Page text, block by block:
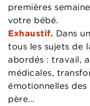
premières
votre bébé.
Exhaustif. Dans
tous les sujets de
abordés : travail,
médicales,
émotionnelles
père...